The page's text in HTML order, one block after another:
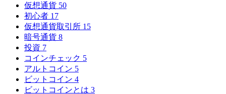
仮想通貨 50
初心者 17
仮想通貨取引所 15
暗号通貨 8
投資 7
コインチェック 5
アルトコイン 5
ビットコイン 4
ビットコインとは 3